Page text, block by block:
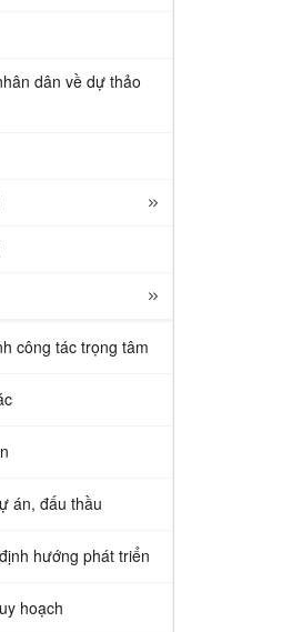
dân về dự thảo
công tác trọng tâm
án, đấu thầu
hướng phát triển
hoạch